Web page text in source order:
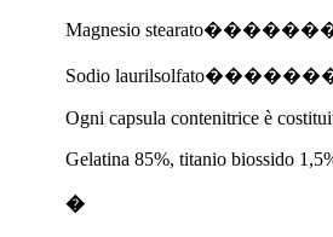
Magnesio
Sodio
Ogni capsula contenitrice è
Gelatina 85%, titanio biossido
�